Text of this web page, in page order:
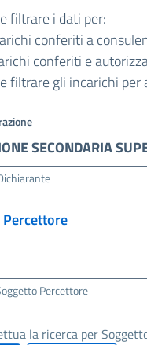
filtrare i dati per:
conferiti a
conferiti e
filtrare gli incarichi
Percettore
la ricerca per